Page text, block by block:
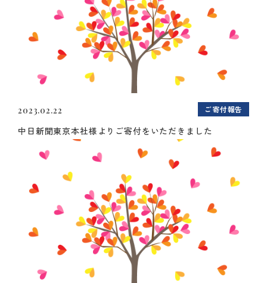
2023.02.22 ご寄付報告
中日新聞東京本社様よりご寄付をいただきました